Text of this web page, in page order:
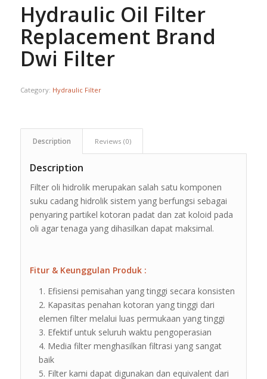
Hydraulic Oil Filter
Replacement Brand
Dwi Filter
Category: Hydraulic Filter
Description Reviews (0)
Description
Filter oli hidrolik merupakan salah satu komponen
suku cadang hidrolik sistem yang berfungsi sebagai
penyaring partikel kotoran padat dan zat koloid pada
oli agar tenaga yang dihasilkan dapat maksimal.
Fitur & Keunggulan Produk :
Efisiensi pemisahan yang tinggi secara konsisten
Kapasitas penahan kotoran yang tinggi dari
elemen filter melalui luas permukaan yang tinggi
Efektif untuk seluruh waktu pengoperasian
Media filter menghasilkan filtrasi yang sangat
baik
Filter kami dapat digunakan dan equivalent dari